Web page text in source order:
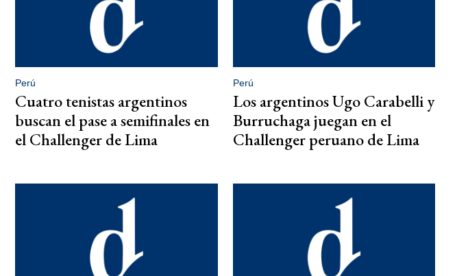
Perú
Cuatro tenistas argentinos
buscan el pase a semifinales en
el Challenger de Lima
Perú
Los argentinos Ugo Carabelli y
Burruchaga juegan en el
Challenger peruano de Lima